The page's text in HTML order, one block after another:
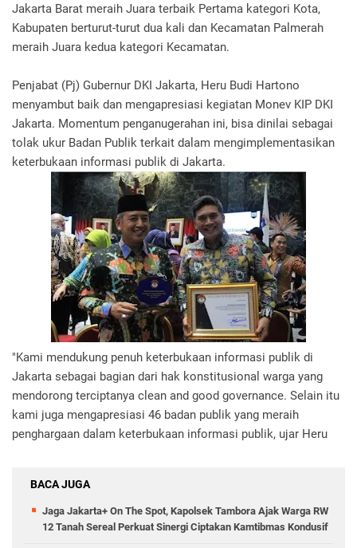
Jakarta Barat meraih Juara terbaik Pertama kategori Kota,
Kabupaten berturut-turut dua kali dan Kecamatan Palmerah
meraih Juara kedua kategori Kecamatan.
Penjabat (Pj) Gubernur DKI Jakarta, Heru Budi Hartono
menyambut baik dan mengapresiasi kegiatan Monev KIP DKI
Jakarta. Momentum penganugerahan ini, bisa dinilai sebagai
tolak ukur Badan Publik terkait dalam mengimplementasikan
keterbukaan informasi publik di Jakarta.
"Kami mendukung penuh keterbukaan informasi publik di
Jakarta sebagai bagian dari hak konstitusional warga yang
mendorong terciptanya clean and good governance. Selain itu
kami juga mengapresiasi 46 badan publik yang meraih
penghargaan dalam keterbukaan informasi publik, ujar Heru
BACA JUGA
Jaga Jakarta+ On The Spot, Kapolsek Tambora Ajak Warga RW
12 Tanah Sereal Perkuat Sinergi Ciptakan Kamtibmas Kondusif